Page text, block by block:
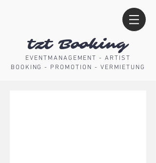
tzt Booking
EVENTMANAGEMENT - ARTIST
BOOKING - PROMOTION - VERMIETUNG